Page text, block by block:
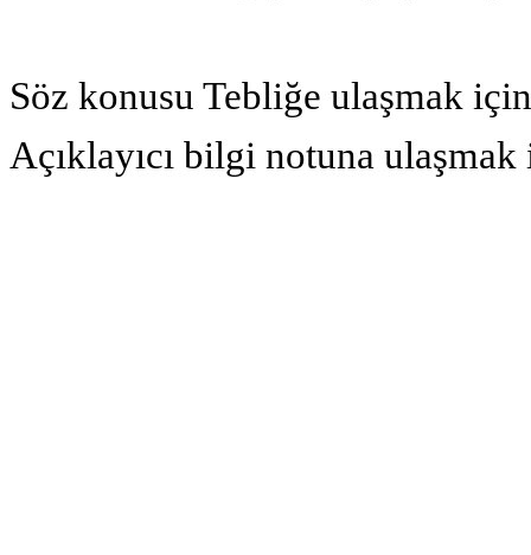
Söz konusu Tebliğe ulaşmak
Açıklayıcı bilgi notuna